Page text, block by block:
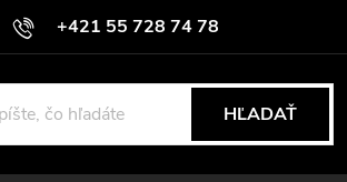
+421 55 728 74 78
objednavky@rozlomitysport.sk
Kontakt Hodnotenie obchodu
HĽADAŤ